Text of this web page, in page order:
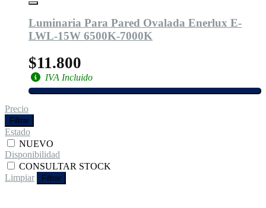
Luminaria Para Pared Ovalada Enerlux E-
LWL-15W 6500K-7000K
$11.800
IVA Incluido
Precio
Filtrar
Estado
NUEVO
Disponibilidad
CONSULTAR STOCK
Limpiar
Filtrar